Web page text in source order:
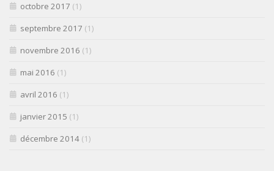
octobre 2017 (1)
septembre 2017 (1)
novembre 2016 (1)
mai 2016 (1)
avril 2016 (1)
janvier 2015 (1)
décembre 2014 (1)